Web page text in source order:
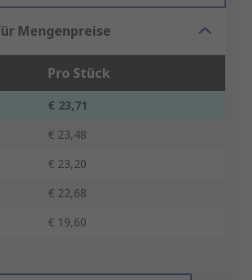
Mengenpreise
Pro Stück
€ 23,71
€ 23,48
€ 23,20
€ 22,68
€ 19,60